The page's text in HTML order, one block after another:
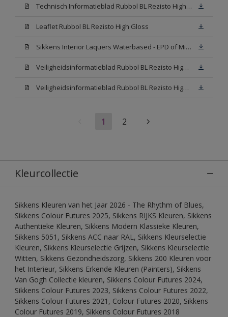
Technisch Informatieblad Rubbol BL Rezisto High Gloss (New Livery) (PDF)
Leaflet Rubbol BL Rezisto High Gloss
Sikkens Interior Laquers Waterbased - EPD of Milieuproductverklaring
Veiligheidsinformatieblad Rubbol BL Rezisto High Gloss N00 (MSDS)
Veiligheidsinformatieblad Rubbol BL Rezisto High Gloss White (MSDS)
1 2
Kleurcollectie
Sikkens Kleuren van het Jaar 2026 - The Rhythm of Blues,
Sikkens Colour Futures 2025, Sikkens RIJKS Kleuren, Sikkens
Authentieke Kleuren, Sikkens Modern Klassieke Kleuren,
Sikkens 5051, Sikkens ACC naar RAL, Sikkens Kleurselectie
Kleuren, Sikkens Kleurselectie Grijzen, Sikkens Kleurselectie
Witten, Sikkens Gezondheidszorg, Sikkens 200 Kleuren voor
het Interieur, Sikkens Erkende Kleuren (Painters), Sikkens
Van Gogh Collectie kleuren, Sikkens Colour Futures 2024,
Sikkens Colour Futures 2023, Sikkens Colour Futures 2022,
Sikkens Colour Futures 2021, Colour Futures 2020, Sikkens
Colour Futures 2019, Sikkens Colour Futures 2018